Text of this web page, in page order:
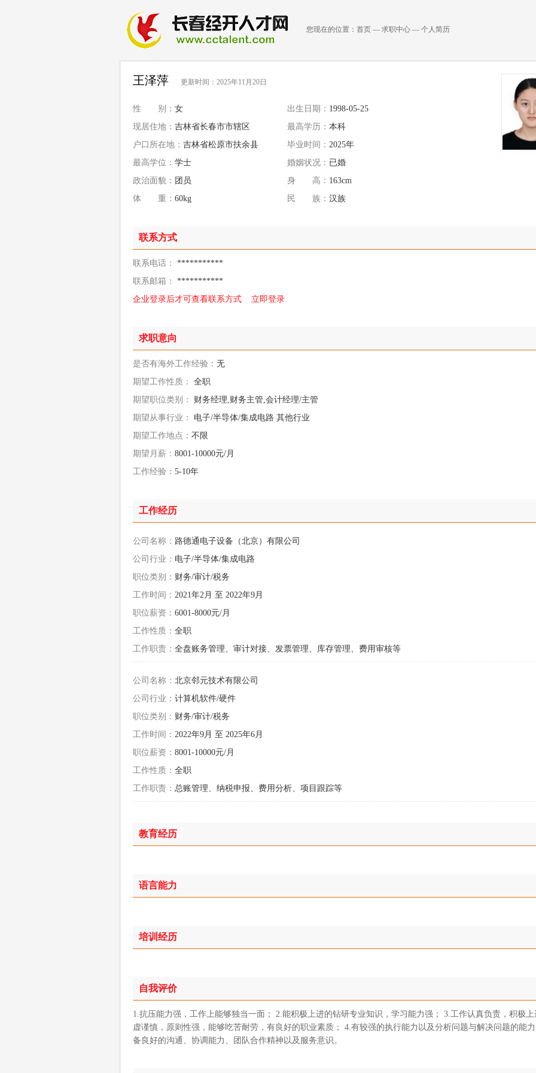
您现在的位置： 首页 — 求职中心 — 个人简历
王泽萍 更新时间：2025年11月20日
性 别： 女 出生日期： 1998-05-25
现居住地： 吉林省长春市市辖区 最高学历： 本科
户口所在地： 吉林省松原市扶余县 毕业时间： 2025年
最高学位： 学士 婚姻状况： 已婚
政治面貌： 团员 身 高： 163cm
体 重： 60kg 民 族： 汉族
联系方式
联系电话：
***********
联系邮箱：
***********
企业登录后才可查看联系方式 立即登录
求职意向
是否有海外工作经验： 无
期望工作性质：
全职
期望职位类别：
财务经理,财务主管,会计经理/主管
期望从事行业：
电子/半导体/集成电路 其他行业
期望工作地点： 不限
期望月薪： 8001-10000元/月
工作经验： 5-10年
工作经历
公司名称： 路德通电子设备（北京）有限公司
公司行业： 电子/半导体/集成电路
职位类别： 财务/审计/税务
工作时间： 2021年2月 至 2022年9月
职位薪资： 6001-8000元/月
工作性质： 全职
工作职责： 全盘账务管理、审计对接、发票管理、库存管理、费用审核等
公司名称： 北京邻元技术有限公司
公司行业： 计算机软件/硬件
职位类别： 财务/审计/税务
工作时间： 2022年9月 至 2025年6月
职位薪资： 8001-10000元/月
工作性质： 全职
工作职责： 总账管理、纳税申报、费用分析、项目跟踪等
教育经历
语言能力
培训经历
自我评价
1.抗压能力强，工作上能够独当一面； 2.能积极上进的钻研专业知识，学习能力强； 3.工作认真负责，积极
虚谨慎，原则性强，能够吃苦耐劳，有良好的职业素质； 4.有较强的执行能力以及分析问题与解决问题的能
备良好的沟通、协调能力、团队合作精神以及服务意识。